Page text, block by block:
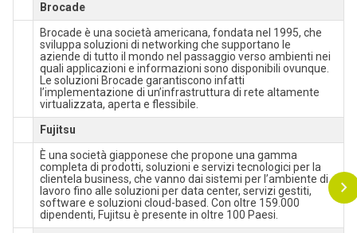
Brocade
Brocade è una società americana, fondata nel 1995, che
sviluppa soluzioni di networking che supportano le
aziende di tutto il mondo nel passaggio verso ambienti nei
quali applicazioni e informazioni sono disponibili ovunque.
Le soluzioni Brocade garantiscono infatti
l’implementazione di un’infrastruttura di rete altamente
virtualizzata, aperta e flessibile.
Fujitsu
È una società giapponese che propone una gamma
completa di prodotti, soluzioni e servizi tecnologici per la
clientela business, che vanno dai sistemi per l’ambiente di
lavoro fino alle soluzioni per data center, servizi gestiti,
software e soluzioni cloud-based. Con oltre 159.000
dipendenti, Fujitsu è presente in oltre 100 Paesi.